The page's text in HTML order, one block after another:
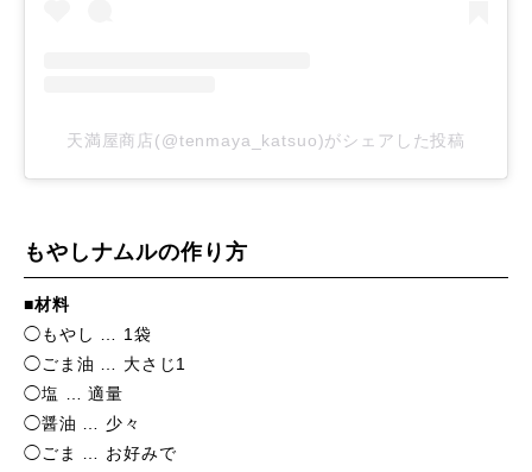
天満屋商店(@tenmaya_katsuo)がシェアした投稿
もやしナムルの作り方
■材料
◯もやし … 1袋
◯ごま油 … 大さじ1
◯塩 … 適量
◯醤油 … 少々
◯ごま … お好みで